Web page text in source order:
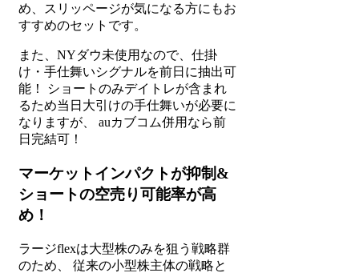
め、スリッページが気になる方にもお
すすめのセットです。
また、NYダウ未使用なので、仕掛
け・手仕舞いシグナルを前日に抽出可
能！ ショートのみデイトレが含まれ
るため当日大引けの手仕舞いが必要に
なりますが、 auカブコム併用なら前
日完結可！
マーケットインパクトが抑制&
ショートの空売り可能率が高
め！
ラージflexは大型株のみを狙う戦略群
のため、 従来の小型株主体の戦略と